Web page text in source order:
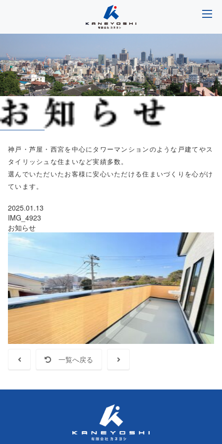
神戸・芦屋・西宮を中心にタワーマンションのような戸建てやス
タイリッシュな住まいなど実績多数。
選んでいただいたお客様に安心いただける住まいづくりを心がけ
ています。
2025.01.13
IMG_4923
お知らせ
一覧へ戻る